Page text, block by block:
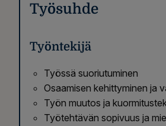
Työsuhde
Työntekijä
Työssä suoriutuminen
Osaamisen kehittyminen ja
Työn muutos ja
Työtehtävän sopivuus ja